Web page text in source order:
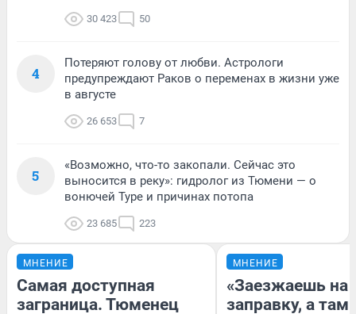
30 423 50
4
Потеряют голову от любви. Астрологи
предупреждают Раков о переменах в жизни уже
в августе
26 653 7
5
«Возможно, что-то закопали. Сейчас это
выносится в реку»: гидролог из Тюмени — о
вонючей Туре и причинах потопа
23 685 223
МНЕНИЕ
Самая доступная
заграница. Тюменец
МНЕНИЕ
«Заезжаешь на
заправку, а там